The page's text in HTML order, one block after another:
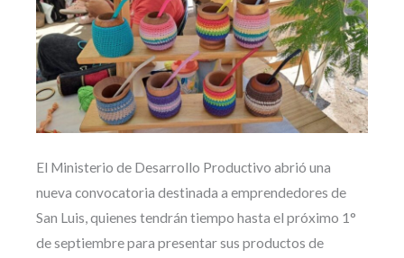
El Ministerio de Desarrollo Productivo abrió una
nueva convocatoria destinada a emprendedores de
San Luis, quienes tendrán tiempo hasta el próximo 1°
de septiembre para presentar sus productos de